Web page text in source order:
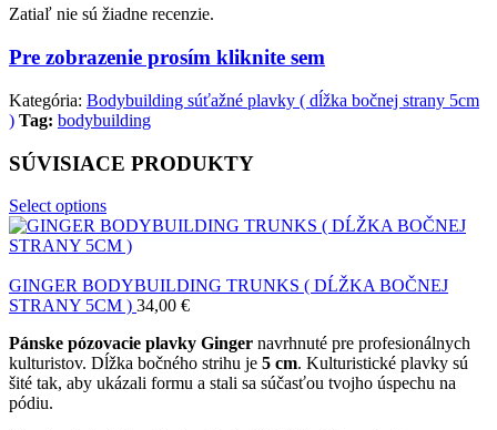
Zatiaľ nie sú žiadne recenzie.
Pre zobrazenie prosím kliknite sem
Kategória: Bodybuilding súťažné plavky ( dĺžka bočnej strany 5cm
) Tag: bodybuilding
SÚVISIACE PRODUKTY
Select options
GINGER BODYBUILDING TRUNKS ( DĹŽKA BOČNEJ
STRANY 5CM ) 34,00 €
Pánske pózovacie plavky Ginger navrhnuté pre profesionálnych
kulturistov. Dĺžka bočného strihu je 5 cm. Kulturistické plavky sú
šité tak, aby ukázali formu a stali sa súčasťou tvojho úspechu na
pódiu.